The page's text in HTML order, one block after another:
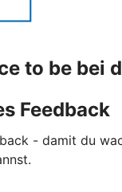
to be bei
Feedback
- damit du